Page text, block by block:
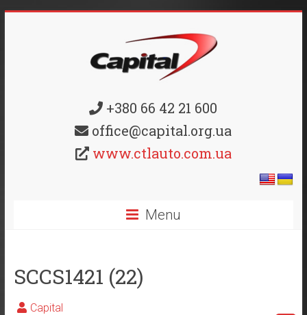
+380 66 42 21 600
office@capital.org.ua
www.ctlauto.com.ua
Menu
SCCS1421 (22)
Capital